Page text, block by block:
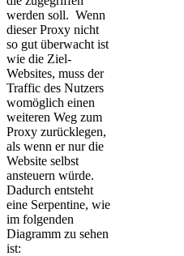
werden soll. Wenn
dieser Proxy nicht
so gut überwacht ist
wie die Ziel-
Websites, muss der
Traffic des Nutzers
womöglich einen
weiteren Weg zum
Proxy zurücklegen,
als wenn er nur die
Website selbst
ansteuern würde.
Dadurch entsteht
eine Serpentine, wie
im folgenden
Diagramm zu sehen
ist: